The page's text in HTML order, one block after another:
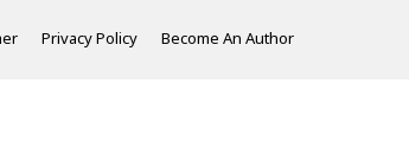
Privacy Policy Become An Author